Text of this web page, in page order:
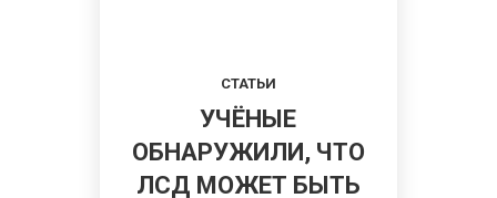
СТАТЬИ
УЧЁНЫЕ
ОБНАРУЖИЛИ, ЧТО
ЛСД МОЖЕТ БЫТЬ